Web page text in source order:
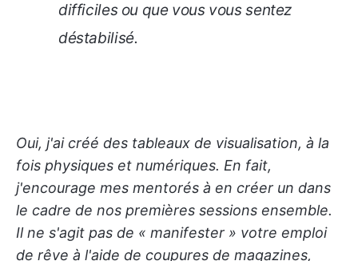
difficiles ou que vous vous sentez
déstabilisé.
Oui, j'ai créé des tableaux de visualisation, à la
fois physiques et numériques. En fait,
j'encourage mes mentorés à en créer un dans
le cadre de nos premières sessions ensemble.
Il ne s'agit pas de « manifester » votre emploi
de rêve à l'aide de coupures de magazines,